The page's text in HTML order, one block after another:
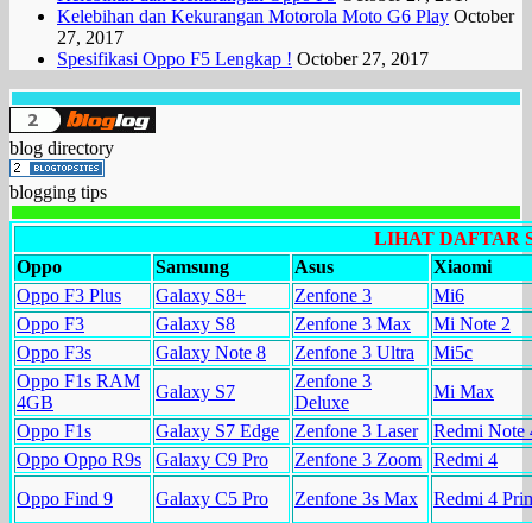
Kelebihan dan Kekurangan Motorola Moto G6 Play October
27, 2017
Spesifikasi Oppo F5 Lengkap ! October 27, 2017
blog directory
blogging tips
LIHAT DAFTAR
Oppo
Samsung Asus
Xiaomi
Oppo F3 Plus
Galaxy S8+ Zenfone 3
Mi6
Oppo F3
Galaxy S8 Zenfone 3 Max
Mi Note 2
Oppo F3s
Galaxy Note 8 Zenfone 3 Ultra
Mi5c
Oppo F1s RAM
4GB
Galaxy S7
Zenfone 3
Deluxe
Mi Max
Oppo F1s
Galaxy S7 Edge Zenfone 3 Laser
Redmi Note
Oppo Oppo R9s
Galaxy C9 Pro Zenfone 3 Zoom Redmi 4
Oppo Find 9
Galaxy C5 Pro Zenfone 3s Max Redmi 4